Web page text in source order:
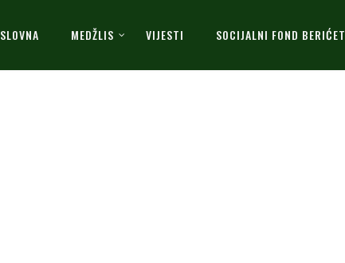
MEDŽLIS VIJESTI SOCIJALNI FOND BERIĆET